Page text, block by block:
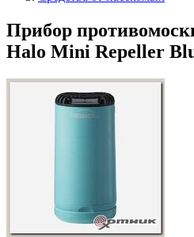
Прибор
Halo Mini Repeller